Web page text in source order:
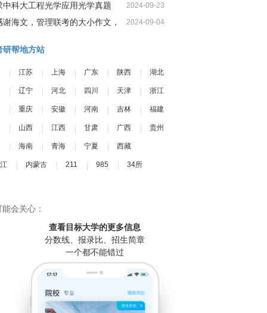
2024-09-23
中科大工程光学应用光学真题
2024-09-04
谢海文，管理联考的大小作文，
研帮地方站
江苏 上海 广东 陕西 湖北
辽宁 河北 四川 天津 浙江
重庆 安徽 河南 吉林 福建
山西 江西 甘肃 广西 贵州
海南 青海 宁夏 西藏
内蒙古 211 985 34所
会关心：
查看目标大学的更多信息
分数线、报录比、招生简章
一个都不能错过